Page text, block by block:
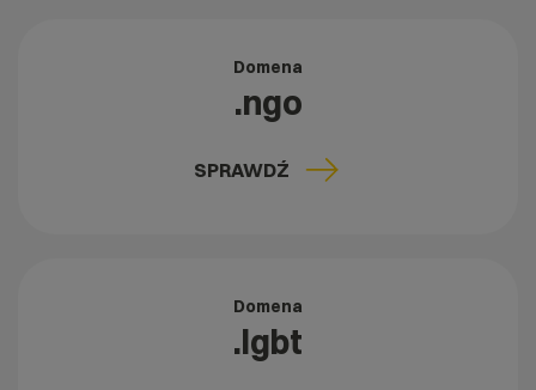
Domena
.ngo
SPRAWDŹ
Domena
.lgbt